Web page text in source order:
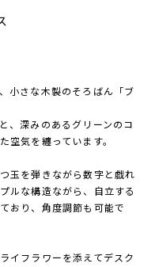
小さな木製のそろばん「ブ
、深みのあるグリーンのコ
空気を纏っています。
玉を弾きながら数字と戯れ
ルな構造ながら、自立する
おり、角度調節も可能で
イフラワーを添えてデスク